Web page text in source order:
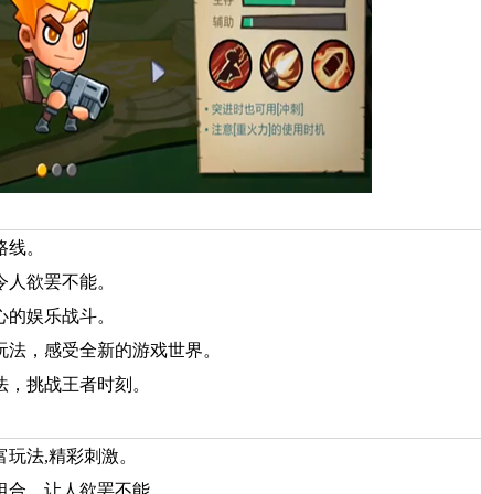
。
欲罢不能。
娱乐战斗。
，感受全新的游戏世界。
挑战王者时刻。
法,精彩刺激。
，让人欲罢不能。